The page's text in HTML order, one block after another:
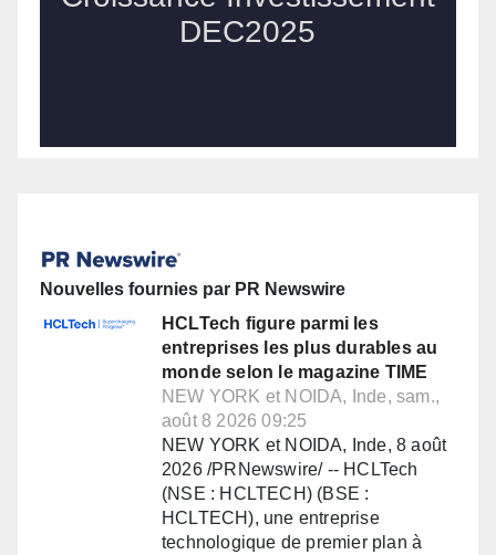
Nouvelles fournies par PR Newswire
HCLTech figure parmi les
entreprises les plus durables au
monde selon le magazine TIME
NEW YORK et NOIDA, Inde, sam.,
août 8 2026 09:25
NEW YORK et NOIDA, Inde, 8 août
2026 /PRNewswire/ -- HCLTech
(NSE : HCLTECH) (BSE :
HCLTECH), une entreprise
technologique de premier plan à